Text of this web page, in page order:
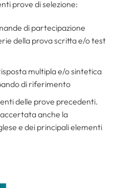
prove di selezione:
di partecipazione
della prova scritta e/o test
multipla e/o sintetica
di riferimento
delle prove precedenti.
anche la
e dei principali elementi